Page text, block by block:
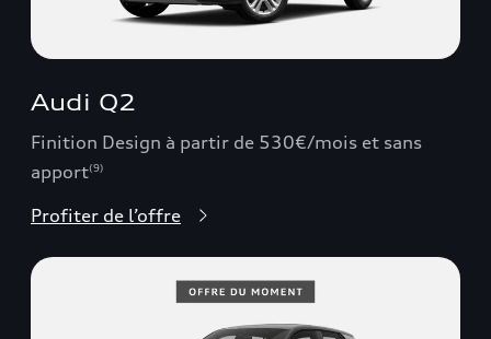
Audi Q2
Finition Design à partir de 530€/mois et sans
apport(9)
Profiter de l’offre